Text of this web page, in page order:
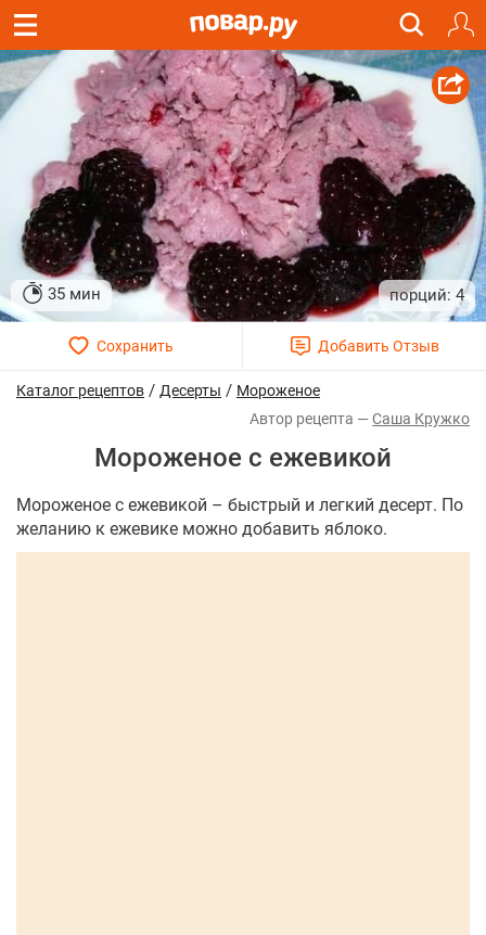
35 мин 4
Каталог рецептов / Десерты / Мороженое
Саша Кружко
Мороженое с ежевикой
Мороженое с ежевикой – быстрый и легкий десерт. По
желанию к ежевике можно добавить яблоко.